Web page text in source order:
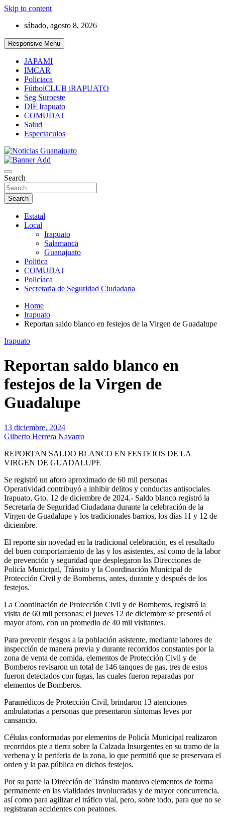
Skip to content
sábado, agosto 8, 2026
Responsive Menu
JAPAMI
IMCAR
Policiaca
FútbolCLUB iRAPUATO
Seg Suroeste
DIF Irapuato
COMUDAJ
Salud
Espectaculos
Noticias Guanajuato
Search
Search
Estatal
Local
Irapuato
Salamanca
Guanajuato
Politica
COMUDAJ
Policíaca
Secretaria de Seguridad Ciudadana
Home
Irapuato
Reportan saldo blanco en festejos de la Virgen de Guadalupe
Irapuato
Reportan saldo blanco en
festejos de la Virgen de
Guadalupe
13 diciembre, 2024
Gilberto Herrera Navarro
REPORTAN SALDO BLANCO EN FESTEJOS DE LA
VIRGEN DE GUADALUPE
Se registró un aforo aproximado de 60 mil personas
Operatividad contribuyó a inhibir delitos y conductas antisociales
Irapuato, Gto. 12 de diciembre de 2024.- Saldo blanco registró la
Secretaría de Seguridad Ciudadana durante la celebración de la
Virgen de Guadalupe y los tradicionales barrios, los días 11 y 12 de
diciembre.
El reporte sin novedad en la tradicional celebración, es el resultado
del buen comportamiento de las y los asistentes, así como de la labor
de prevención y seguridad que desplegaron las Direcciones de
Policía Municipal, Tránsito y la Coordinación Municipal de
Protección Civil y de Bomberos, antes, durante y después de los
festejos.
La Coordinación de Protección Civil y de Bomberos, registró la
visita de 60 mil personas; el jueves 12 de diciembre se presentó el
mayor aforo, con un promedio de 40 mil visitantes.
Para prevenir riesgos a la población asistente, mediante labores de
inspección de manera previa y durante recorridos constantes por la
zona de venta de comida, elementos de Protección Civil y de
Bomberos revisaron un total de 146 tanques de gas, tres de estos
fueron detectados con fugas, las cuales fueron reparadas por
elementos de Bomberos.
Paramédicos de Protección Civil, brindaron 13 atenciones
ambulatorias a personas que presentaron síntomas leves por
cansancio.
Células conformadas por elementos de Policía Municipal realizaron
recorridos pie a tierra sobre la Calzada Insurgentes en su tramo de la
verbena y la periferia de la zona, lo que permitió que se preservara el
orden y la paz pública en dichos festejos.
Por su parte la Dirección de Tránsito mantuvo elementos de forma
permanente en las vialidades involucradas y de mayor concurrencia,
así como para agilizar el tráfico vial, pero, sobre todo, para que no se
registraran accidentes con peatones.